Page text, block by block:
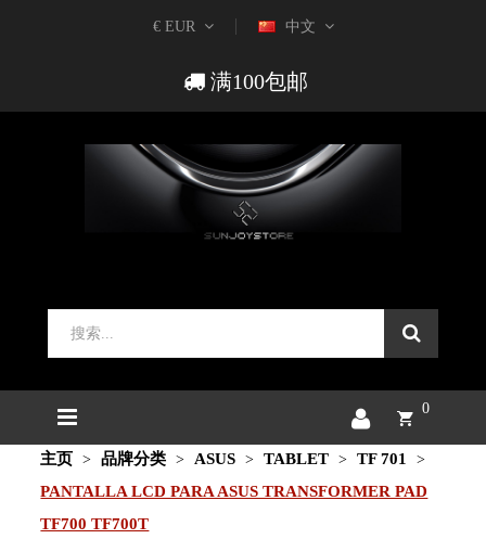
€ EUR 中文
满100包邮
0
主页 品牌分类 ASUS TABLET
TF 701
PANTALLA LCD PARA ASUS TRANSFORMER PAD
TF700 TF700T